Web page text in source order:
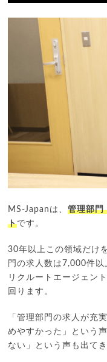
MS-Japanは、管理部門
トです。
30年以上この領域だけ
門の求人数は7,000件
リクルートエージェン
回ります。
「管理部門の求人が充
めやすかった」という
ない」という声も出てき